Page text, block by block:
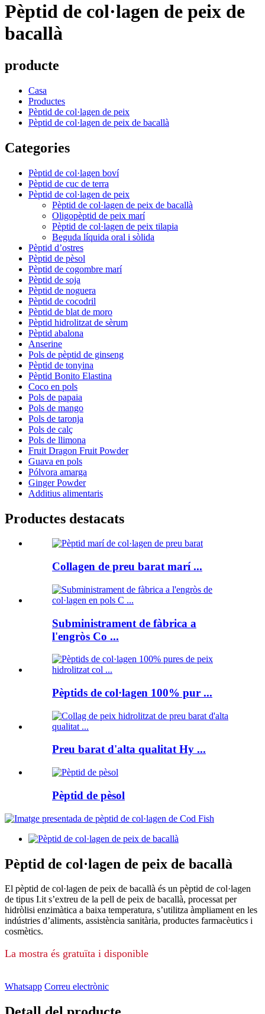
Pèptid de col·lagen de peix de
bacallà
producte
Casa
Productes
Pèptid de col·lagen de peix
Pèptid de col·lagen de peix de bacallà
Categories
Pèptid de col·lagen boví
Pèptid de cuc de terra
Pèptid de col·lagen de peix
Pèptid de col·lagen de peix de bacallà
Oligopèptid de peix marí
Pèptid de col·lagen de peix tilapia
Beguda líquida oral i sòlida
Pèptid d’ostres
Pèptid de pèsol
Pèptid de cogombre marí
Pèptid de soja
Pèptid de noguera
Pèptid de cocodril
Pèptid de blat de moro
Pèptid hidrolitzat de sèrum
Pèptid abalona
Anserine
Pols de pèptid de ginseng
Pèptid de tonyina
Pèptid Bonito Elastina
Coco en pols
Pols de papaia
Pols de mango
Pols de taronja
Pols de calç
Pols de llimona
Fruit Dragon Fruit Powder
Guava en pols
Pólvora amarga
Ginger Powder
Additius alimentaris
Productes destacats
Collagen de preu barat marí ...
Subministrament de fàbrica a
l'engròs Co ...
Pèptids de col·lagen 100% pur ...
Preu barat d'alta qualitat Hy ...
Pèptid de pèsol
Pèptid de col·lagen de peix de bacallà
El pèptid de col·lagen de peix de bacallà és un pèptid de col·lagen
de tipus I.it s’extreu de la pell de peix de bacallà, processat per
hidròlisi enzimàtica a baixa temperatura, s’utilitza àmpliament en les
indústries d’aliments, assistència sanitària, productes farmacèutics i
cosmètics.
La mostra és gratuïta i disponible
Whatsapp Correu electrònic